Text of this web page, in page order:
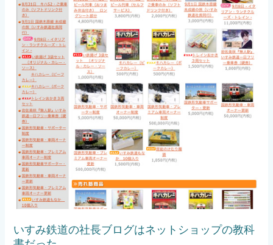
いすみ鉄道の社長ブログはネットショップの教科
の
社
長
ブ
ロ
グ
は
ネ
ッ
ト
シ
ョ
ッ
の